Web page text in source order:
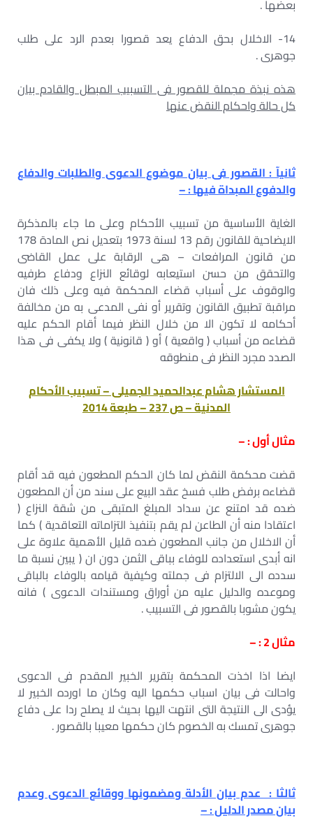
بعضها .
14- الاخلال بحق الدفاع يعد قصورا بعدم الرد على طلب
جوهرى .
هذه نبذة مجملة للقصور فى التسبيب المبطل والقادم بيان
كل حالة واحكام النقض عنها
ثانيآ : القصور فى بيان موضوع الدعوى والطلبات والدفاع
والدفوع المبداة فيها : –
الغاية الأساسية من تسبيب الأحكام وعلى ما جاء بالمذكرة
الايضاحية للقانون رقم 13 لسنة 1973 بتعديل نص المادة 178
من قانون المرافعات – هى الرقابة على عمل القاضى
والتحقق من حسن استيعابه لوقائع النزاع ودفاع طرفيه
والوقوف على أسباب قضاء المحكمة فيه وعلى ذلك فان
مراقبة تطبيق القانون وتقرير أو نفى المدعى به من مخالفة
أحكامه لا تكون الا من خلال النظر فيما أقام الحكم عليه
قضاءه من أسباب ( واقعية ) أو ( قانونية ) ولا يكفى فى هذا
الصدد مجرد النظر فى منطوقه
المستشار هشام عبدالحميد الجميلى – تسبيب الأحكام
المدنية – ص 237 – طبعة 2014
مثال أول : –
قضت محكمة النقض لما كان الحكم المطعون فيه قد أقام
قضاءه برفض طلب فسخ عقد البيع على سند من أن المطعون
ضده قد امتنع عن سداد المبلغ المتبقى من شقة النزاع (
اعتقادا منه أن الطاعن لم يقم بتنفيذ التزاماته التعاقدية ) كما
أن الاخلال من جانب المطعون ضده قليل الأهمية علاوة على
انه أبدى استعداده للوفاء بباقى الثمن دون ان ( يبين نسبة ما
سدده الى الالتزام فى جملته وكيفية قيامه بالوفاء بالباقى
وموعده والدليل عليه من أوراق ومستندات الدعوى ) فانه
يكون مشوبا بالقصور فى التسبيب .
مثال 2 : –
ايضا اذا اخذت المحكمة بتقرير الخبير المقدم فى الدعوى
واحالت فى بيان اسباب حكمها اليه وكان ما اورده الخبير لا
يؤدى الى النتيجة التى انتهت اليها بحيث لا يصلح ردا على دفاع
جوهرى تمسك به الخصوم كان حكمها معيبا بالقصور .
ثالثا : عدم بيان الأدلة ومضمونها ووقائع الدعوى وعدم
بيان مصدر الدليل : –